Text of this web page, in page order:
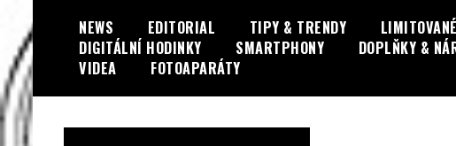
to
content
NEWS EDITORIAL TIPY & TRENDY
DIGITÁLNÍ HODINKY
SMARTPHONY DOPLŇKY &
VIDEA
FOTOAPARÁTY